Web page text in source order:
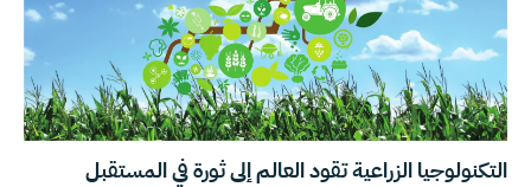
التكنولوجيا الزراعية تقود العالم إلى ثورة في المستقبل